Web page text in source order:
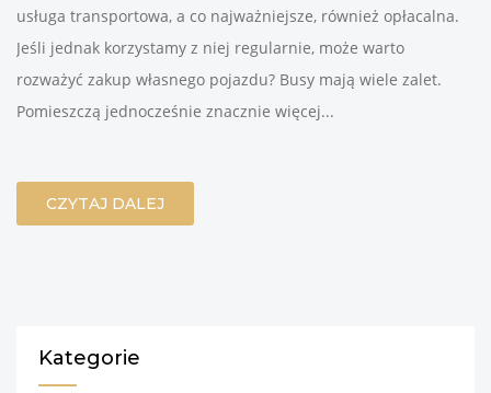
usługa transportowa, a co najważniejsze, również opłacalna.
Jeśli jednak korzystamy z niej regularnie, może warto
rozważyć zakup własnego pojazdu? Busy mają wiele zalet.
Pomieszczą jednocześnie znacznie więcej...
CZYTAJ DALEJ
Kategorie